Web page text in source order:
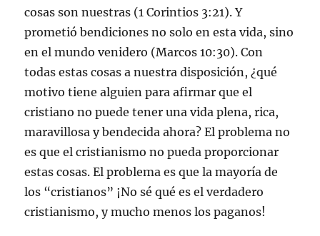
cosas son nuestras (1 Corintios 3:21). Y
prometió bendiciones no solo en esta vida, sino
en el mundo venidero (Marcos 10:30). Con
todas estas cosas a nuestra disposición, ¿qué
motivo tiene alguien para afirmar que el
cristiano no puede tener una vida plena, rica,
maravillosa y bendecida ahora? El problema no
es que el cristianismo no pueda proporcionar
estas cosas. El problema es que la mayoría de
los “cristianos” ¡No sé qué es el verdadero
cristianismo, y mucho menos los paganos!